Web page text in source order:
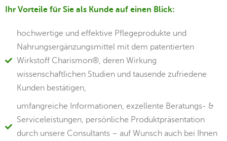
Ihr Vorteile für Sie als Kunde auf einen Blick:
hochwertige und effektive Pflegeprodukte und
Nahrungsergänzungsmittel mit dem patentierten
Wirkstoff Charismon®, deren Wirkung
wissenschaftlichen Studien und tausende zufriedene
Kunden bestätigen,
umfangreiche Informationen, exzellente Beratungs- &
Serviceleistungen, persönliche Produktpräsentation
durch unsere Consultants – auf Wunsch auch bei Ihnen